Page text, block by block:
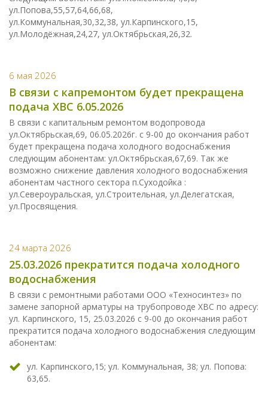
ул.Попова,55,57,64,66,68,
ул.Коммунальная,30,32,38, ул.Карпинского,15,
ул.Молодёжная,24,27, ул.Октябрьская,26,32.
6 мая 2026
В связи с капремонтом будет прекращена
подача ХВС 6.05.2026
В связи с капитальным ремонтом водопровода
ул.Октябрьская,69, 06.05.2026г. с 9-00 до окончания работ
будет прекращена подача холодного водоснабжения
следующим абонентам: ул.Октябрьская,67,69. Так же
возможно снижение давления холодного водоснабжения
абонентам частного сектора п.Суходойка :
ул.Североуральская, ул.Строительная, ул.Делегатская,
ул.Просвящения.
24 марта 2026
25.03.2026 прекратится подача холодного
водоснабжения
В связи с ремонтными работами ООО «Техносинтез» по
замене запорной арматуры на трубопроводе ХВС по адресу:
ул. Карпинского, 15, 25.03.2026 с 9-00 до окончания работ
прекратится подача холодного водоснабжения следующим
абонентам:
ул. Карпинского,15; ул. Коммунальная, 38; ул. Попова:
63,65.